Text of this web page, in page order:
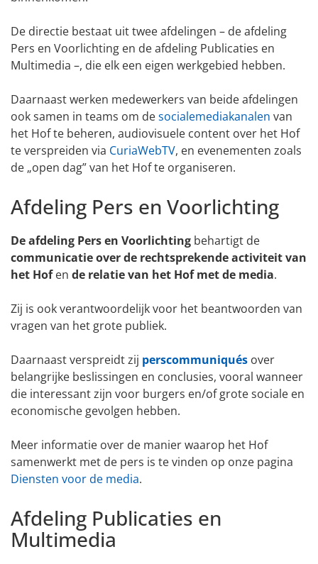
De directie bestaat uit twee afdelingen – de afdeling
Pers en Voorlichting en de afdeling Publicaties en
Multimedia –, die elk een eigen werkgebied hebben.
Daarnaast werken medewerkers van beide afdelingen
ook samen in teams om desocialemediakanalen van
het Hof te beheren, audiovisuele content over het Hof
te verspreiden via CuriaWebTV, en evenementen zoals
de „open dag” van het Hof te organiseren.
Afdeling Pers en Voorlichting
De afdeling Pers en Voorlichting behartigt de
communicatie over de rechtsprekende activiteit van
het Hofen de relatie van het Hof met de media.
Zij is ook verantwoordelijk voor het beantwoorden van
vragen van het grote publiek.
Daarnaast verspreidt zij perscommuniqués over
belangrijke beslissingen en conclusies, vooral wanneer
die interessant zijn voor burgers en/of grote sociale en
economische gevolgen hebben.
Meer informatie over de manier waarop het Hof
samenwerkt met de pers is te vinden op onze pagina
Diensten voor de media.
Afdeling Publicaties en
Multimedia